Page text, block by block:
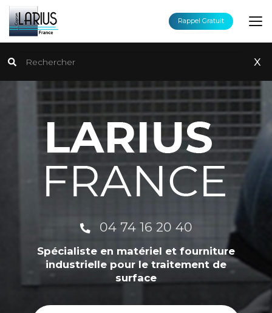
Aller
au
contenu
principal
Rechercher
x
Rappel Gratuit
04 74 16 20 40
Spécialiste en matériel et fourniture
industrielle pour le traitement de
surface